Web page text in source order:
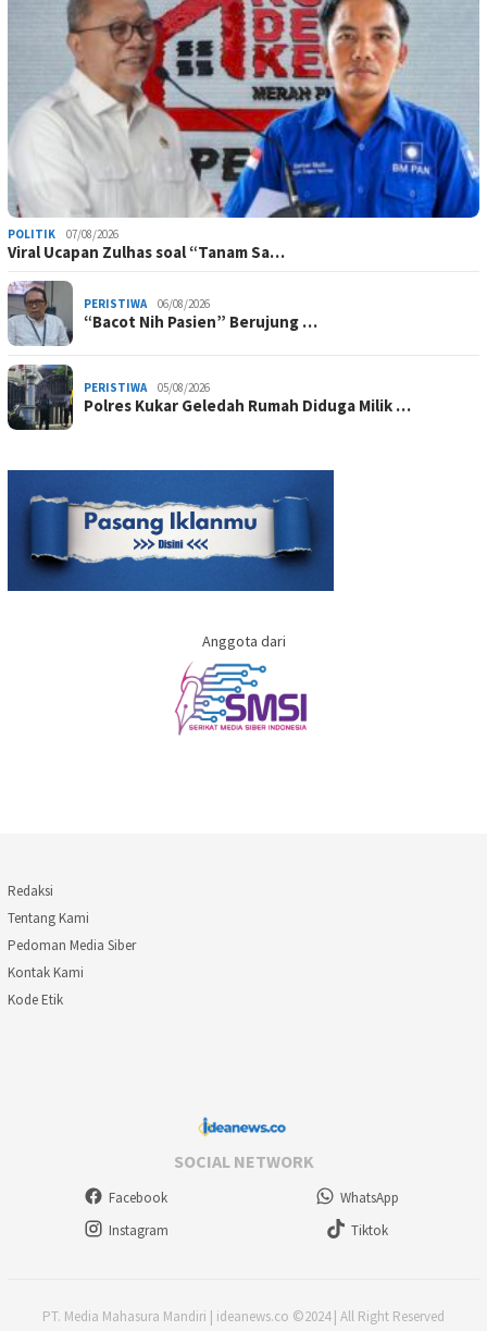
POLITIK 07/08/2026
Viral Ucapan Zulhas soal “Tanam Sa…
PERISTIWA 06/08/2026
“Bacot Nih Pasien” Berujung …
PERISTIWA 05/08/2026
Polres Kukar Geledah Rumah Diduga Milik …
Anggota dari
Redaksi
Tentang Kami
Pedoman Media Siber
Kontak Kami
Kode Etik
SOCIAL NETWORK
Facebook
WhatsApp
Instagram
Tiktok
PT. Media Mahasura Mandiri | ideanews.co ©2024 | All Right Reserved